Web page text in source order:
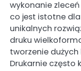
wykonanie
co jest istotne
unikalnych
druku
tworzenie
Drukarnie często